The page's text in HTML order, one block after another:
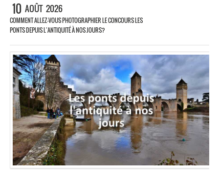
10 AOÛT 2026
COMMENT ALLEZ-VOUS PHOTOGRAPHIER LE CONCOURS LES
PONTS DEPUIS L’ANTIQUITÉ À NOS JOURS?